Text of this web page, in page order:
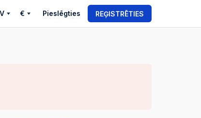
€ Pieslēgties REĢISTRĒTIES